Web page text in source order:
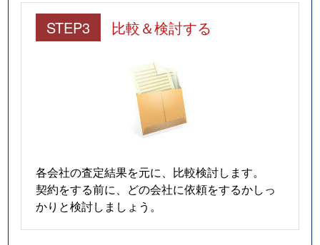
STEP3 比較＆検討する
各会社の査定結果を元に、比較検討します。
契約をする前に、どの会社に依頼をするかしっ
かりと検討しましょう。